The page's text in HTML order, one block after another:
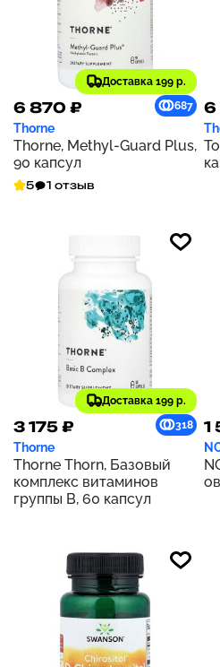
Доставка 199 р.
6 870 ₽ 687
Thorne
Thorne, Methyl-Guard Plus,
90 капсул
5 1 отзыв
6
Доставка 199 р.
3 175 ₽ 318
Thorne
Thorne Thorn, Базовый
комплекс витаминов
группы В, 60 капсул
1